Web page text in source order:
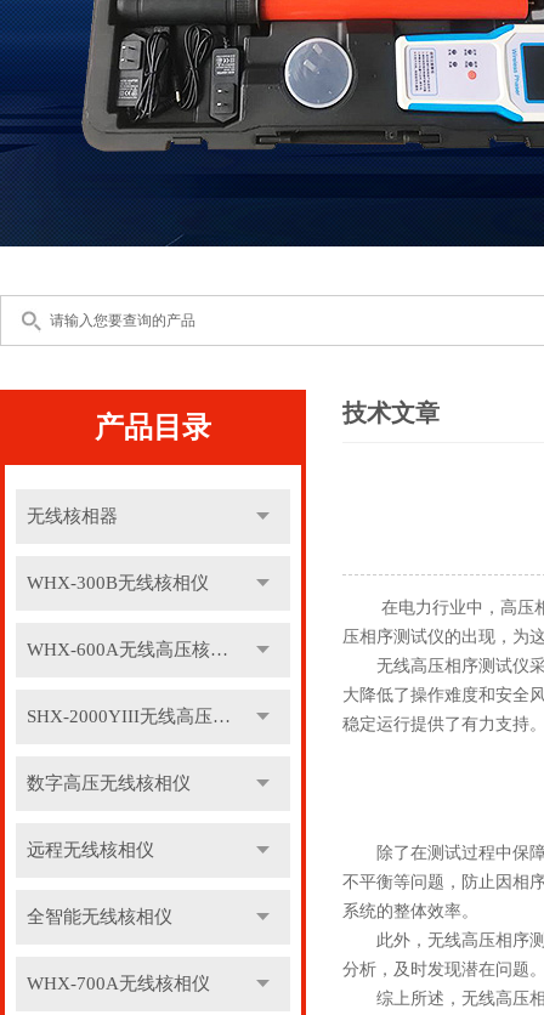
产品目录
无线核相器
WHX-300B无线核相仪
WHX-600A无线高压核相仪
SHX-2000YIII无线高压核相仪
数字高压无线核相仪
远程无线核相仪
全智能无线核相仪
WHX-700A无线核相仪
技术文章
在电力行业中，高压相
压相序测试仪的出现，为
无线高压相序测试仪采
大降低了操作难度和安全
稳定运行提供了有力支持
除了在测试过程中保障
不平衡等问题，防止因相
系统的整体效率。
此外，无线高压相序测
分析，及时发现潜在问题
综上所述，无线高压相